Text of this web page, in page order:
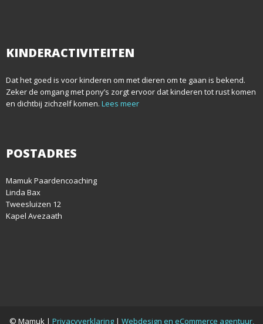
KINDERACTIVITEITEN
Dat het goed is voor kinderen om met dieren om te gaan is bekend.
Zeker de omgang met pony’s zorgt ervoor dat kinderen tot rust komen
en dichtbij zichzelf komen. Lees meer
POSTADRES
Mamuk Paardencoaching
Linda Bax
Tweesluizen 12
Kapel Avezaath
© Mamuk | Privacyverklaring| Webdesign en eCommerce agentuur,